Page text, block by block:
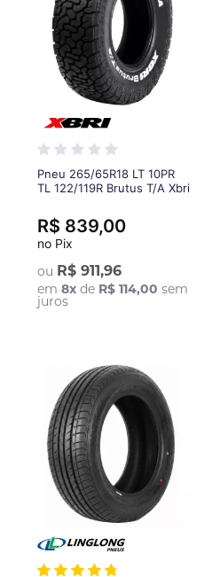
Pneu 265/65R18 LT 10PR
TL 122/119R Brutus T/A Xbri
ou R$ 911,96
em 8xde R$ 114,00 sem
juros
R$ 839,00
no Pix